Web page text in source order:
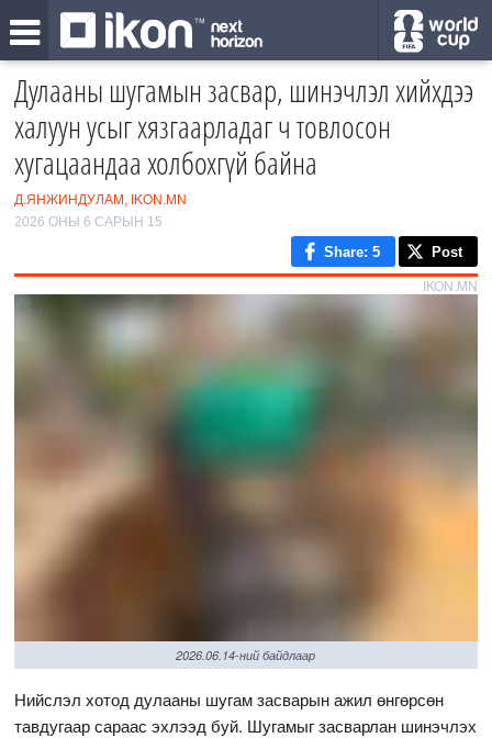
Дулааны шугамын засвар, шинэчлэл хийхдээ
халуун усыг хязгаарладаг ч товлосон
хугацаандаа холбохгүй байна
Д.ЯНЖИНДУЛАМ, IKON.MN
2026 ОНЫ 6 САРЫН 15
Share: 5 Post
IKON.MN
2026.06.14-ний байдлаар
Нийслэл хотод дулааны шугам засварын ажил өнгөрсөн
тавдугаар сараас эхлээд буй. Шугамыг засварлан шинэчлэх